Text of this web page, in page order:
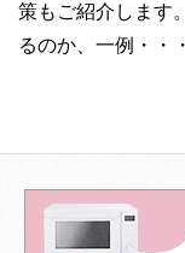
策もご紹介します
るのか、一例・・・